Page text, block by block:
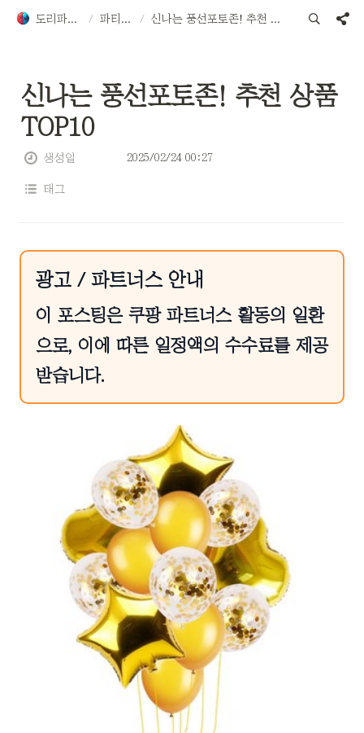
/ /
신나는 풍선포토존! 추천 상품
TOP10
생성일 2025/02/24 00:27
태그
광고 / 파트너스 안내
이 포스팅은 쿠팡 파트너스 활동의 일환
으로, 이에 따른 일정액의 수수료를 제공
받습니다.